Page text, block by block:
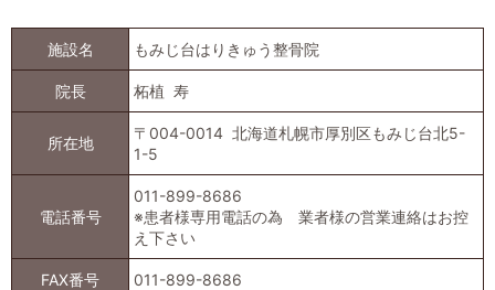
施設名 もみじ台はりきゅう整骨院
院長 柘植 寿
所在地
〒004-0014 北海道札幌市厚別区もみじ台北5-
1-5
電話番号
011-899-8686
※患者様専用電話の為 業者様の営業連絡はお控
え下さい
FAX番号 011-899-8686